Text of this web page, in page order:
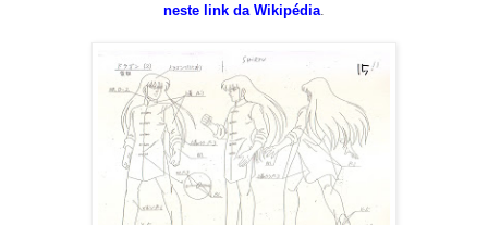
neste link da Wikipédia